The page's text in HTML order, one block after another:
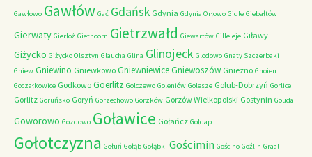
Gawłowo Gawłów Gać Gdańsk Gdynia Gdynia Orłowo Gidle Giebałtów
Gierwaty Gierłoż Giethoorn Gietrzwałd Giewartów Gilleleje Giławy
Giżycko Giżycko Olsztyn Glaucha Glina Glinojeck Glodowo Gnaty Szczerbaki
Gniew Gniewino Gniewkowo GniewniewiceGniewoszów Gniezno Gnoien
Goczałkowice Godkowo Goerlitz Golczewo Goleniów Golesze Golub-Dobrzyń Gorlice
Gorlitz Goruńsko Goryń Gorzechowo Gorzków Gorzów Wielkopolski Gostynin Gouda
Goworowo Gozdowo Goławice Gołańcz Gołdap
Gołotczyzna Gołuń Gołąb Gołąbki Gościmin Gościno Goźlin Graal